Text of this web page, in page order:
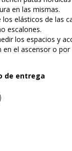
en las mismas.
los elásticos de las
escalones.
los espacios y
en el ascensor o
de entrega